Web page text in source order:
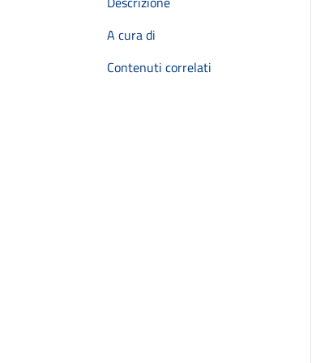
A cura di
Contenuti correlati